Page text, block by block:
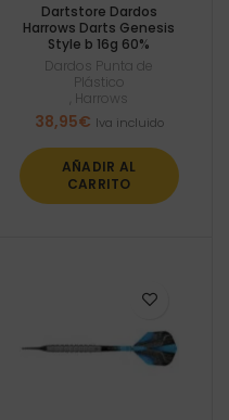
Dartstore Dardos
Harrows Darts Genesis
Style b 16g 60%
Dardos Punta de
Plástico
Harrows
38,95€ Iva incluido
AÑADIR AL
CARRITO